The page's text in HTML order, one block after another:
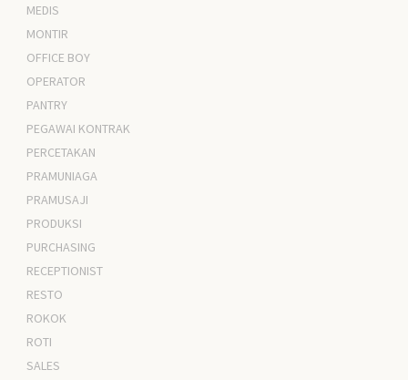
MEDIS
MONTIR
OFFICE BOY
OPERATOR
PANTRY
PEGAWAI KONTRAK
PERCETAKAN
PRAMUNIAGA
PRAMUSAJI
PRODUKSI
PURCHASING
RECEPTIONIST
RESTO
ROKOK
ROTI
SALES